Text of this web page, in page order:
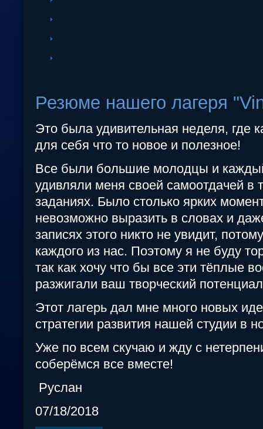
Резюме нашего лагеря
Это была удивительная неделя, где
для себя что то новое и полезное!
Все были большие молодцы и
удивляли меня своей самоотдачей в
заданиях. Было столько ярких
невозможно выразить в словах и
записях этого никто не увидит,
каждого из нас. Поэтому я не буду
так как хочу что бы все эти тёплые
разжигали ваш творческий
Этот лагерь дал мне много новых
стратегии развития нашей студии в
Уже по всем скучаю и жду с
соберёмся все вместе!
Руслан
07/18/2018